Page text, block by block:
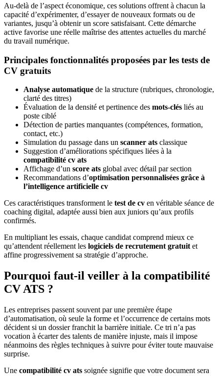
Au-delà de l’aspect économique, ces solutions offrent à chacun la
capacité d’expérimenter, d’essayer de nouveaux formats ou de
variantes, jusqu’à obtenir un score satisfaisant. Cette démarche
active favorise une réelle maîtrise des attentes actuelles du marché
du travail numérique.
Principales fonctionnalités proposées par les tests de
CV gratuits
Analyse automatique de la structure (rubriques, chronologie,
clarté des titres)
Évaluation de la densité et pertinence des mots-clés liés au
poste ciblé
Détection de parties manquantes (compétences, formation,
contact, etc.)
Simulation du passage dans un scanner ats classique
Suggestion d’améliorations spécifiques liées à la
compatibilité cv ats
Affichage d’un score ats global avec détail par section
Recommandations d’optimisation personnalisées grâce à
l’intelligence artificielle cv
Ces caractéristiques transforment le test de cv en véritable séance de
coaching digital, adaptée aussi bien aux juniors qu’aux profils
confirmés.
En multipliant les essais, chaque candidat comprend mieux ce
qu’attendent réellement les logiciels de recrutement gratuit et
affine progressivement sa stratégie d’approche.
Pourquoi faut-il veiller à la compatibilité
CV ATS ?
Les entreprises passent souvent par une première étape
d’automatisation, où seule la forme et l’occurrence de certains mots
décident si un dossier franchit la barrière initiale. Ce tri n’a pas
vocation à écarter des talents de manière injuste, mais il impose
néanmoins des règles techniques à suivre pour éviter toute mauvaise
surprise.
Une compatibilité cv ats soignée signifie que votre document sera